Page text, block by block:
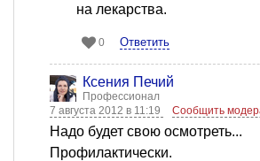
на лекарства.
0 Ответить
Ксения Печий
Профессионал
7 августа 2012 в 11:19
Сообщить
Надо будет свою осмотреть...
Профилактически.